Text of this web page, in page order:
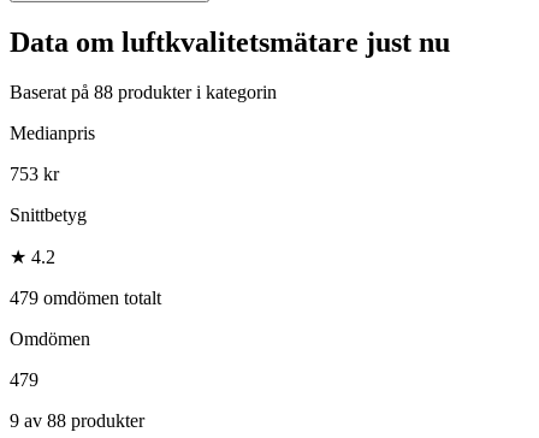
Data om luftkvalitetsmätare just nu
Baserat på 88 produkter i kategorin
Medianpris
753 kr
Snittbetyg
★ 4.2
479 omdömen totalt
Omdömen
479
9 av 88 produkter